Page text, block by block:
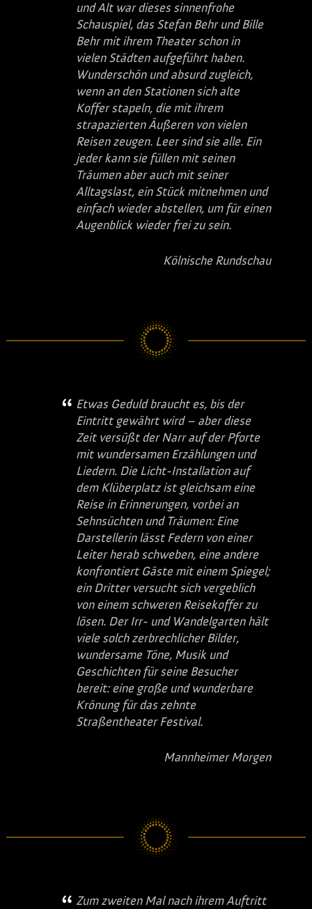
und Alt war dieses sinnenfrohe
Schauspiel, das Stefan Behr und Bille
Behr mit ihrem Theater schon in
vielen Städten aufgeführt haben.
Wunderschön und absurd zugleich,
wenn an den Stationen sich alte
Koffer stapeln, die mit ihrem
strapazierten Äußeren von vielen
Reisen zeugen. Leer sind sie alle. Ein
jeder kann sie füllen mit seinen
Träumen aber auch mit seiner
Alltagslast, ein Stück mitnehmen und
einfach wieder abstellen, um für einen
Augenblick wieder frei zu sein.
Kölnische Rundschau
Etwas Geduld braucht es, bis der
Eintritt gewährt wird – aber diese
Zeit versüßt der Narr auf der Pforte
mit wundersamen Erzählungen und
Liedern. Die Licht-Installation auf
dem Klüberplatz ist gleichsam eine
Reise in Erinnerungen, vorbei an
Sehnsüchten und Träumen: Eine
Darstellerin lässt Federn von einer
Leiter herab schweben, eine andere
konfrontiert Gäste mit einem Spiegel;
ein Dritter versucht sich vergeblich
von einem schweren Reisekoffer zu
lösen. Der Irr- und Wandelgarten hält
viele solch zerbrechlicher Bilder,
wundersame Töne, Musik und
Geschichten für seine Besucher
bereit: eine große und wunderbare
Krönung für das zehnte
Straßentheater Festival.
Mannheimer Morgen
Zum zweiten Mal nach ihrem Auftritt